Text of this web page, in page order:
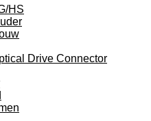
HS
Drive Connector